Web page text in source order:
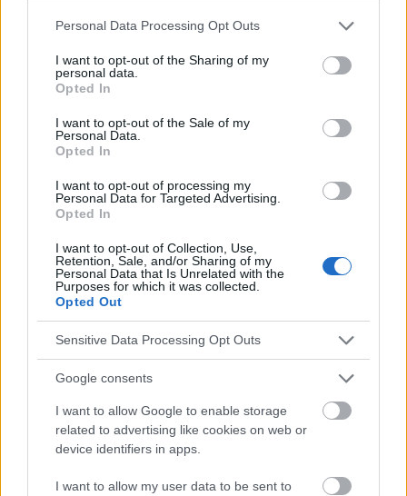
Please note that this website/app uses one or more Google
not limited to your visit or usage behaviour. You may click to
grant or deny consent to Google and its third-party tags to
use your data for below specified purposes in below Google
consent section.
Personal Data Processing Opt Outs
I want to opt-out of the Sharing of my
personal data.
Opted In
I want to opt-out of the Sale of my
Personal Data.
Opted In
I want to opt-out of processing my
Personal Data for Targeted Advertising.
Opted In
I want to opt-out of Collection, Use,
Retention, Sale, and/or Sharing of my
Personal Data that Is Unrelated with the
Purposes for which it was collected.
Opted Out
Sensitive Data Processing Opt Outs
Google consents
I want to allow Google to enable storage
related to advertising like cookies on web or
device identifiers in apps.
I want to allow my user data to be sent to
SEXE
Les questions intimes, c'est-à-dire parler de sexe avec
votre partenaire
vivre ensemble, à se faire des câlins et à faire des courses à
l'hypermarché le plus proche. La base de toute relation est la
conversation -...